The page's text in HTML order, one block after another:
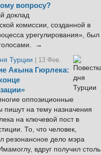
вопросу?
доклад
комиссии, созданной в
урегулирования», был
→
Турции
| 13 Фев.
Акына Гюрлека:
оппозиционные
пишут на тему назначения
на ключевой пост в
То, что человек,
резонансное дело мэра
вдруг получил столь